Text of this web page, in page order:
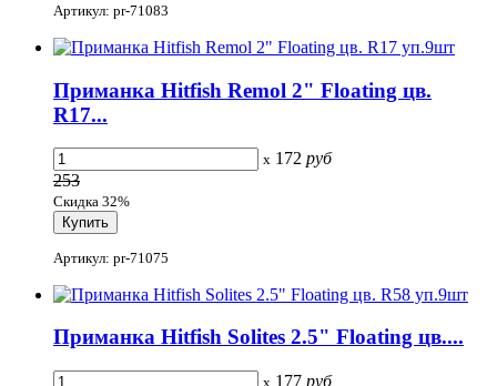
Артикул: pr-71083
Приманка Hitfish Remol 2" Floating цв.
R17...
x 172 руб
253
Скидка 32%
Артикул: pr-71075
Приманка Hitfish Solites 2.5" Floating цв....
x 177 руб